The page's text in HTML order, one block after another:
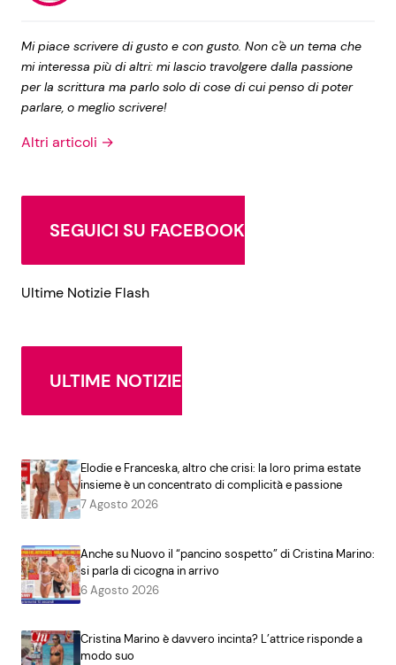
Mi piace scrivere di gusto e con gusto. Non c'è un tema che
mi interessa più di altri: mi lascio travolgere dalla passione
per la scrittura ma parlo solo di cose di cui penso di poter
parlare, o meglio scrivere!
Altri articoli →
SEGUICI SU FACEBOOK
Ultime Notizie Flash
ULTIME NOTIZIE
Elodie e Franceska, altro che crisi: la loro prima estate
insieme è un concentrato di complicità e passione
7 Agosto 2026
Anche su Nuovo il “pancino sospetto” di Cristina Marino:
si parla di cicogna in arrivo
6 Agosto 2026
Cristina Marino è davvero incinta? L’attrice risponde a
modo suo